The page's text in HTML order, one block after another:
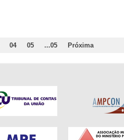
04 05 ...05 Próxima